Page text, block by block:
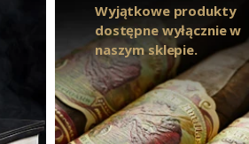
Wyjątkowe produkty
dostępne wyłącznie w
naszym sklepie.